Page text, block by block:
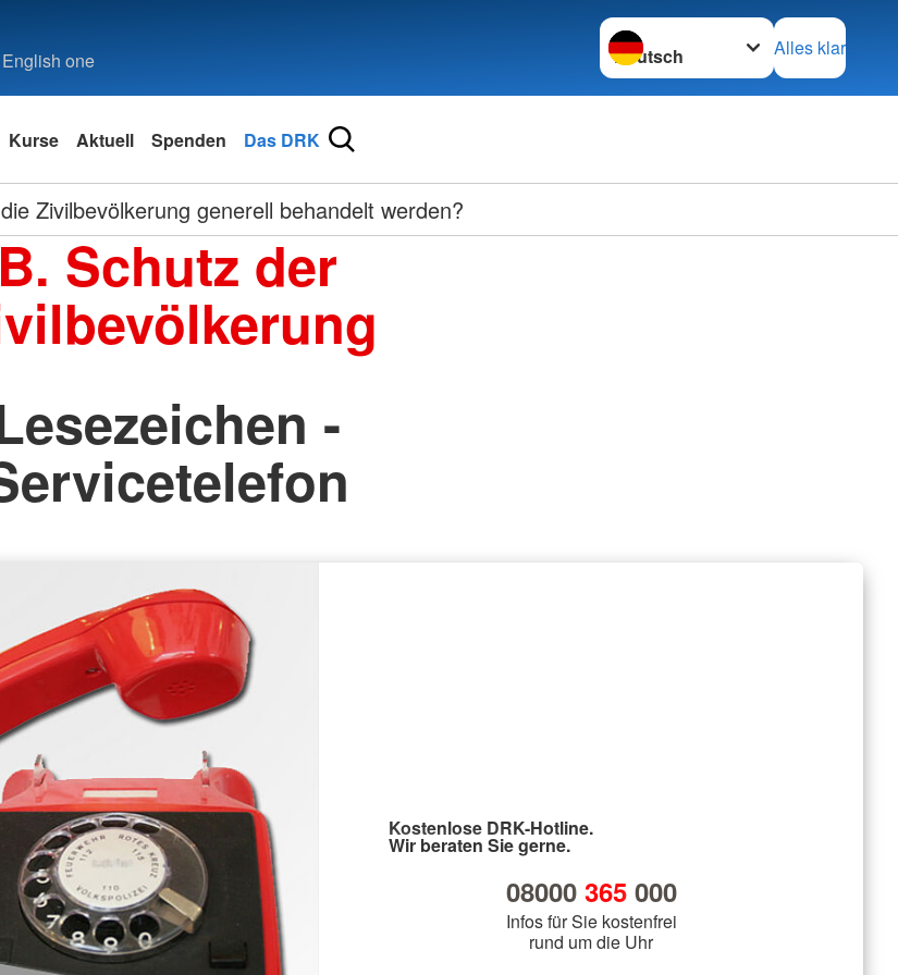
one
Sprache wechseln zu
Alles klar
Kurse Aktuell Spenden Das DRK
Zivilbevölkerung generell behandelt werden?
B. Schutz der
-
Kostenlose DRK-Hotline.
Wir beraten Sie gerne.
08000 365000
Infos für Sie kostenfrei
rund um die Uhr